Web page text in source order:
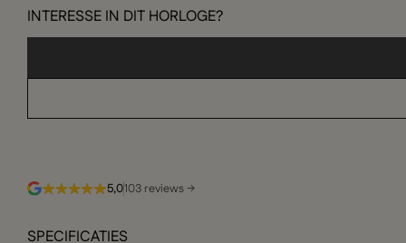
INTERESSE IN DIT HORLOGE?
5,0103 reviews →
SPECIFICATIES